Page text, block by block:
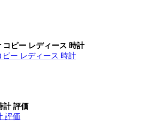
コピー レディース 時計
ー レディース 時計
計 評価
評価